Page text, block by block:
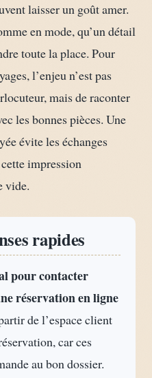
laisser un goût amer.
en mode, qu’un détail
toute la place. Pour
l’enjeu n’est pas
mais de raconter
les bonnes pièces. Une
évite les échanges
impression
vide.
rapides
pour contacter
réservation en ligne
de l’espace client
car ces
au bon dossier.